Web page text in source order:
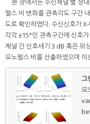
본 장에서는 수신채널 별 상
펄스 비 변화를 관측각도 구간
도로 확인하였다. 수신신호가
각각 ±15°인 관측구간에 신호
채널 간 신호세기 3 dB 혹은 위
모노펄스 비를 산출하였으며 이
그
모